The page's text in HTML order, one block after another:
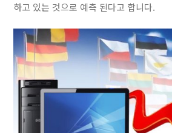
하고 있는 것으로 예측 된다고 합니다.